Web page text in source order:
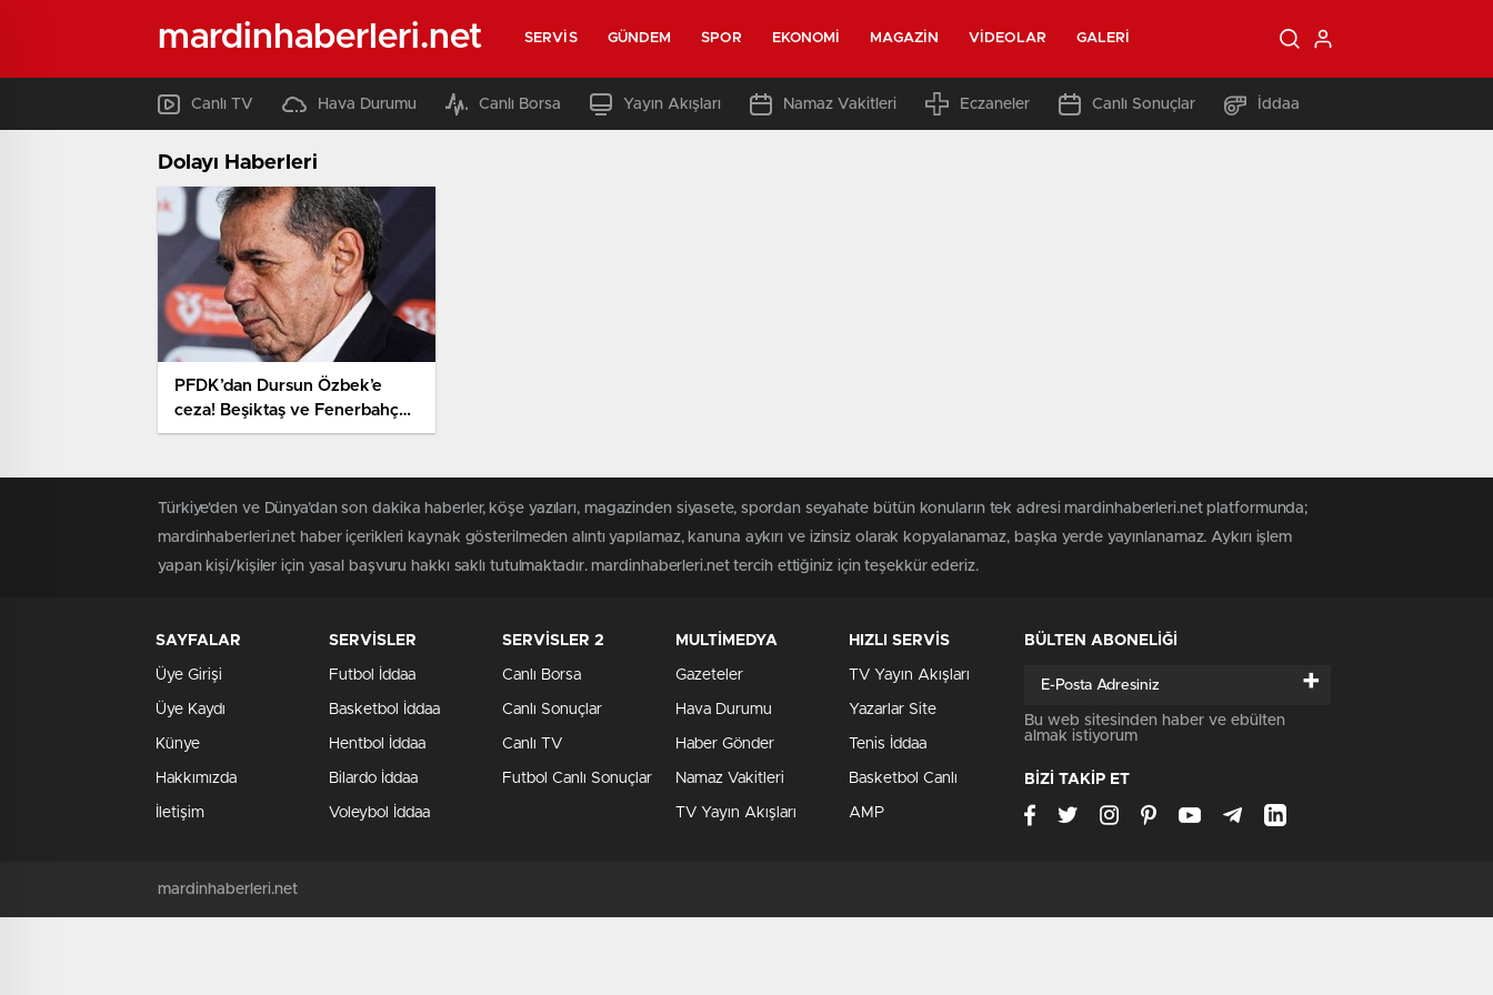
mardinhaberleri.net SERVIS GÜNDEM SPOR EKONOMI MAGAZIN VIDEOLAR GALERI
Canlı TV Hava Durumu Canlı Borsa Yayın Akışları Namaz Vakitleri Eczaneler Canlı Sonuçlar İddaa
Dolayı Haberleri
PFDK’dan Dursun Özbek’e
ceza! Beşiktaş ve Fenerbahçe
için kararlar da açıklandı…
Türkiye'den ve Dünya’dan son dakika haberler, köşe yazıları, magazinden siyasete, spordan seyahate bütün konuların tek adresi mardinhaberleri.net platformunda;
mardinhaberleri.net haber içerikleri kaynak gösterilmeden alıntı yapılamaz, kanuna aykırı ve izinsiz olarak kopyalanamaz, başka yerde yayınlanamaz. Aykırı işlem
yapan kişi/kişiler için yasal başvuru hakkı saklı tutulmaktadır. mardinhaberleri.net tercih ettiğiniz için teşekkür ederiz.
SAYFALAR
Üye Girişi
Üye Kaydı
Künye
Hakkımızda
İletişim
SERVİSLER
Futbol İddaa
Basketbol İddaa
Hentbol İddaa
Bilardo İddaa
Voleybol İddaa
SERVİSLER 2
Canlı Borsa
Canlı Sonuçlar
Canlı TV
Futbol Canlı Sonuçlar
MULTİMEDYA
Gazeteler
Hava Durumu
Haber Gönder
Namaz Vakitleri
TV Yayın Akışları
HIZLI SERVİS
TV Yayın Akışları
Yazarlar Site
Tenis İddaa
Basketbol Canlı
AMP
BÜLTEN ABONELİĞİ
+
Bu web sitesinden haber ve ebülten
almak istiyorum
BİZİ TAKİP ET
mardinhaberleri.net